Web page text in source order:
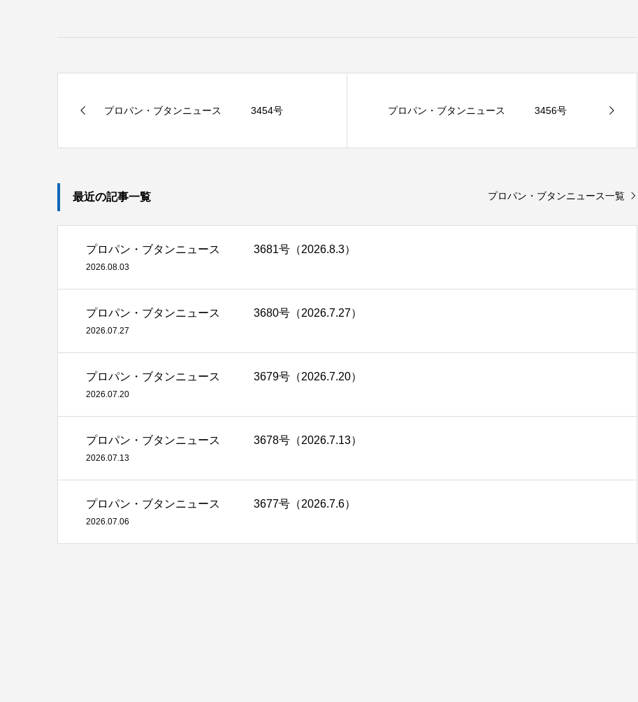
賞した。同日、おかやましんきん本店で表彰式が行
プロパン・ブタンニュース 3454号 プロパン・ブタンニュース 3456号
最近の記事一覧 プロパン・ブタンニュース一覧
プロパン・ブタンニュース 3681号（2026.8.3）
2026.08.03
プロパン・ブタンニュース 3680号（2026.7.27）
2026.07.27
プロパン・ブタンニュース 3679号（2026.7.20）
2026.07.20
プロパン・ブタンニュース 3678号（2026.7.13）
2026.07.13
プロパン・ブタンニュース 3677号（2026.7.6）
2026.07.06